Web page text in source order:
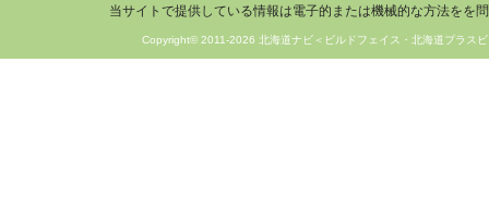
当サイトで提供している情報は電子的または機械的な方法をを
Copyright© 2011-2026 北海道ナビ＜ビルドフェイス・北海道プラ